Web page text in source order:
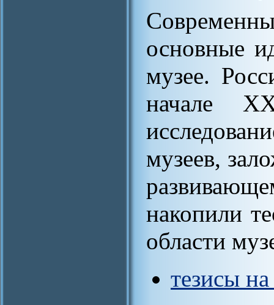
основные
музее.
начале
музеев,
накопили
области
тезисы